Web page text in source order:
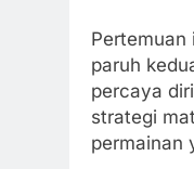
Pertemuan
paruh
percaya
strategi
permainan